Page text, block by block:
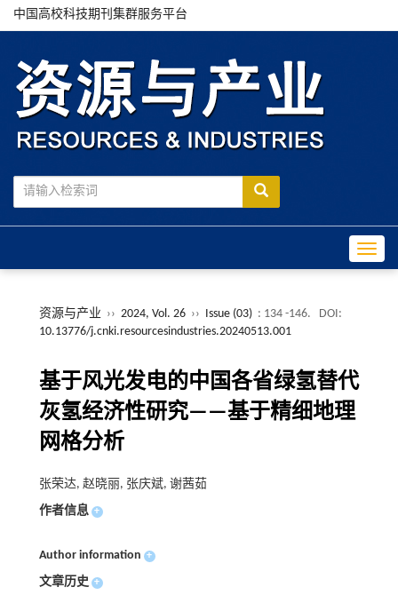
中国高校科技期刊集群服务平台
资源与产业 ›› 2024, Vol. 26 ›› Issue (03) : 134 -146.
DOI:
10.13776/j.cnki.resourcesindustries.20240513.001
基于风光发电的中国各省绿氢替代
灰氢经济性研究——基于精细地理
网格分析
张荣达, 赵晓丽, 张庆斌, 谢茜茹
作者信息 +
Author information +
文章历史 +